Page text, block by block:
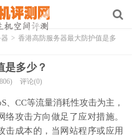
> 香港高防服务器最大防护值是多
是多少？
评论(0)
、CC等流量消耗性攻击为主，
攻击方向做足了应对措施。
击成本的，当网站程序或应用